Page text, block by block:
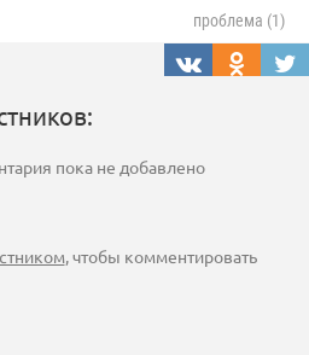
проблема (1)
пока не добавлено
, чтобы комментировать